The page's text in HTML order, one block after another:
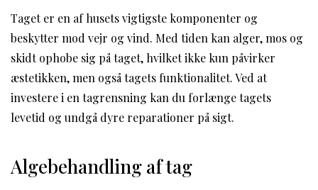
Taget er en af husets vigtigste komponenter og
beskytter mod vejr og vind. Med tiden kan alger, mos og
skidt ophobe sig på taget, hvilket ikke kun påvirker
æstetikken, men også tagets funktionalitet. Ved at
investere i en tagrensning kan du forlænge tagets
levetid og undgå dyre reparationer på sigt.
Algebehandling af tag